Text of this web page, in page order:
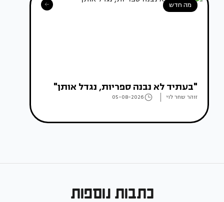
מה חדש
"בעתיד לא נבנה ספריות, נגדל אותן"
זוהר שחר לוי 05-08-2026
כתבות נוספות